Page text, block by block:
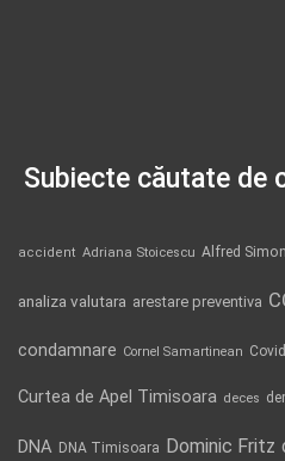
Subiecte căutate de
accident Adriana Stoicescu Alfred
analiza valutara arestare preventiva
condamnare Cornel Samartinean
Curtea de Apel Timisoara deces
DNA DNA Timisoara Dominic Fritz